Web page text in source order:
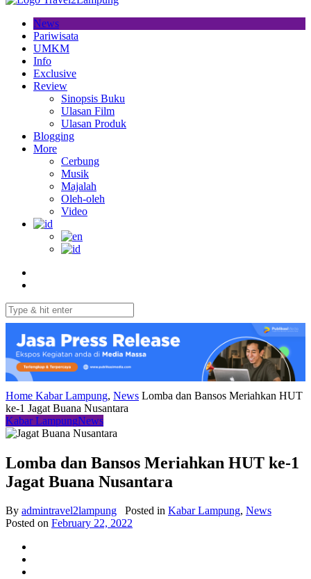
News
Pariwisata
UMKM
Info
Exclusive
Review
Sinopsis Buku
Ulasan Film
Ulasan Produk
Blogging
More
Cerbung
Musik
Majalah
Oleh-oleh
Video
Home Kabar Lampung, News Lomba dan Bansos Meriahkan HUT
ke-1 Jagat Buana Nusantara
Kabar LampungNews
Lomba dan Bansos Meriahkan HUT ke-1
Jagat Buana Nusantara
By admintravel2lampung Posted in Kabar Lampung, News
Posted on February 22, 2022